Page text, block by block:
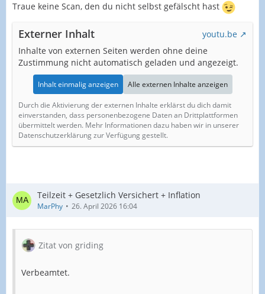
Traue keine Scan, den du nicht selbst gefälscht hast
Externer Inhalt
youtu.be
Inhalte von externen Seiten werden ohne deine
Zustimmung nicht automatisch geladen und angezeigt.
Inhalt einmalig anzeigen Alle externen Inhalte anzeigen
Durch die Aktivierung der externen Inhalte erklärst du dich damit
einverstanden, dass personenbezogene Daten an Drittplattformen
übermittelt werden. Mehr Informationen dazu haben wir in unserer
Datenschutzerklärung zur Verfügung gestellt.
Teilzeit + Gesetzlich Versichert + Inflation
MarPhy 26. April 2026 16:04
Zitat von griding
Verbeamtet.